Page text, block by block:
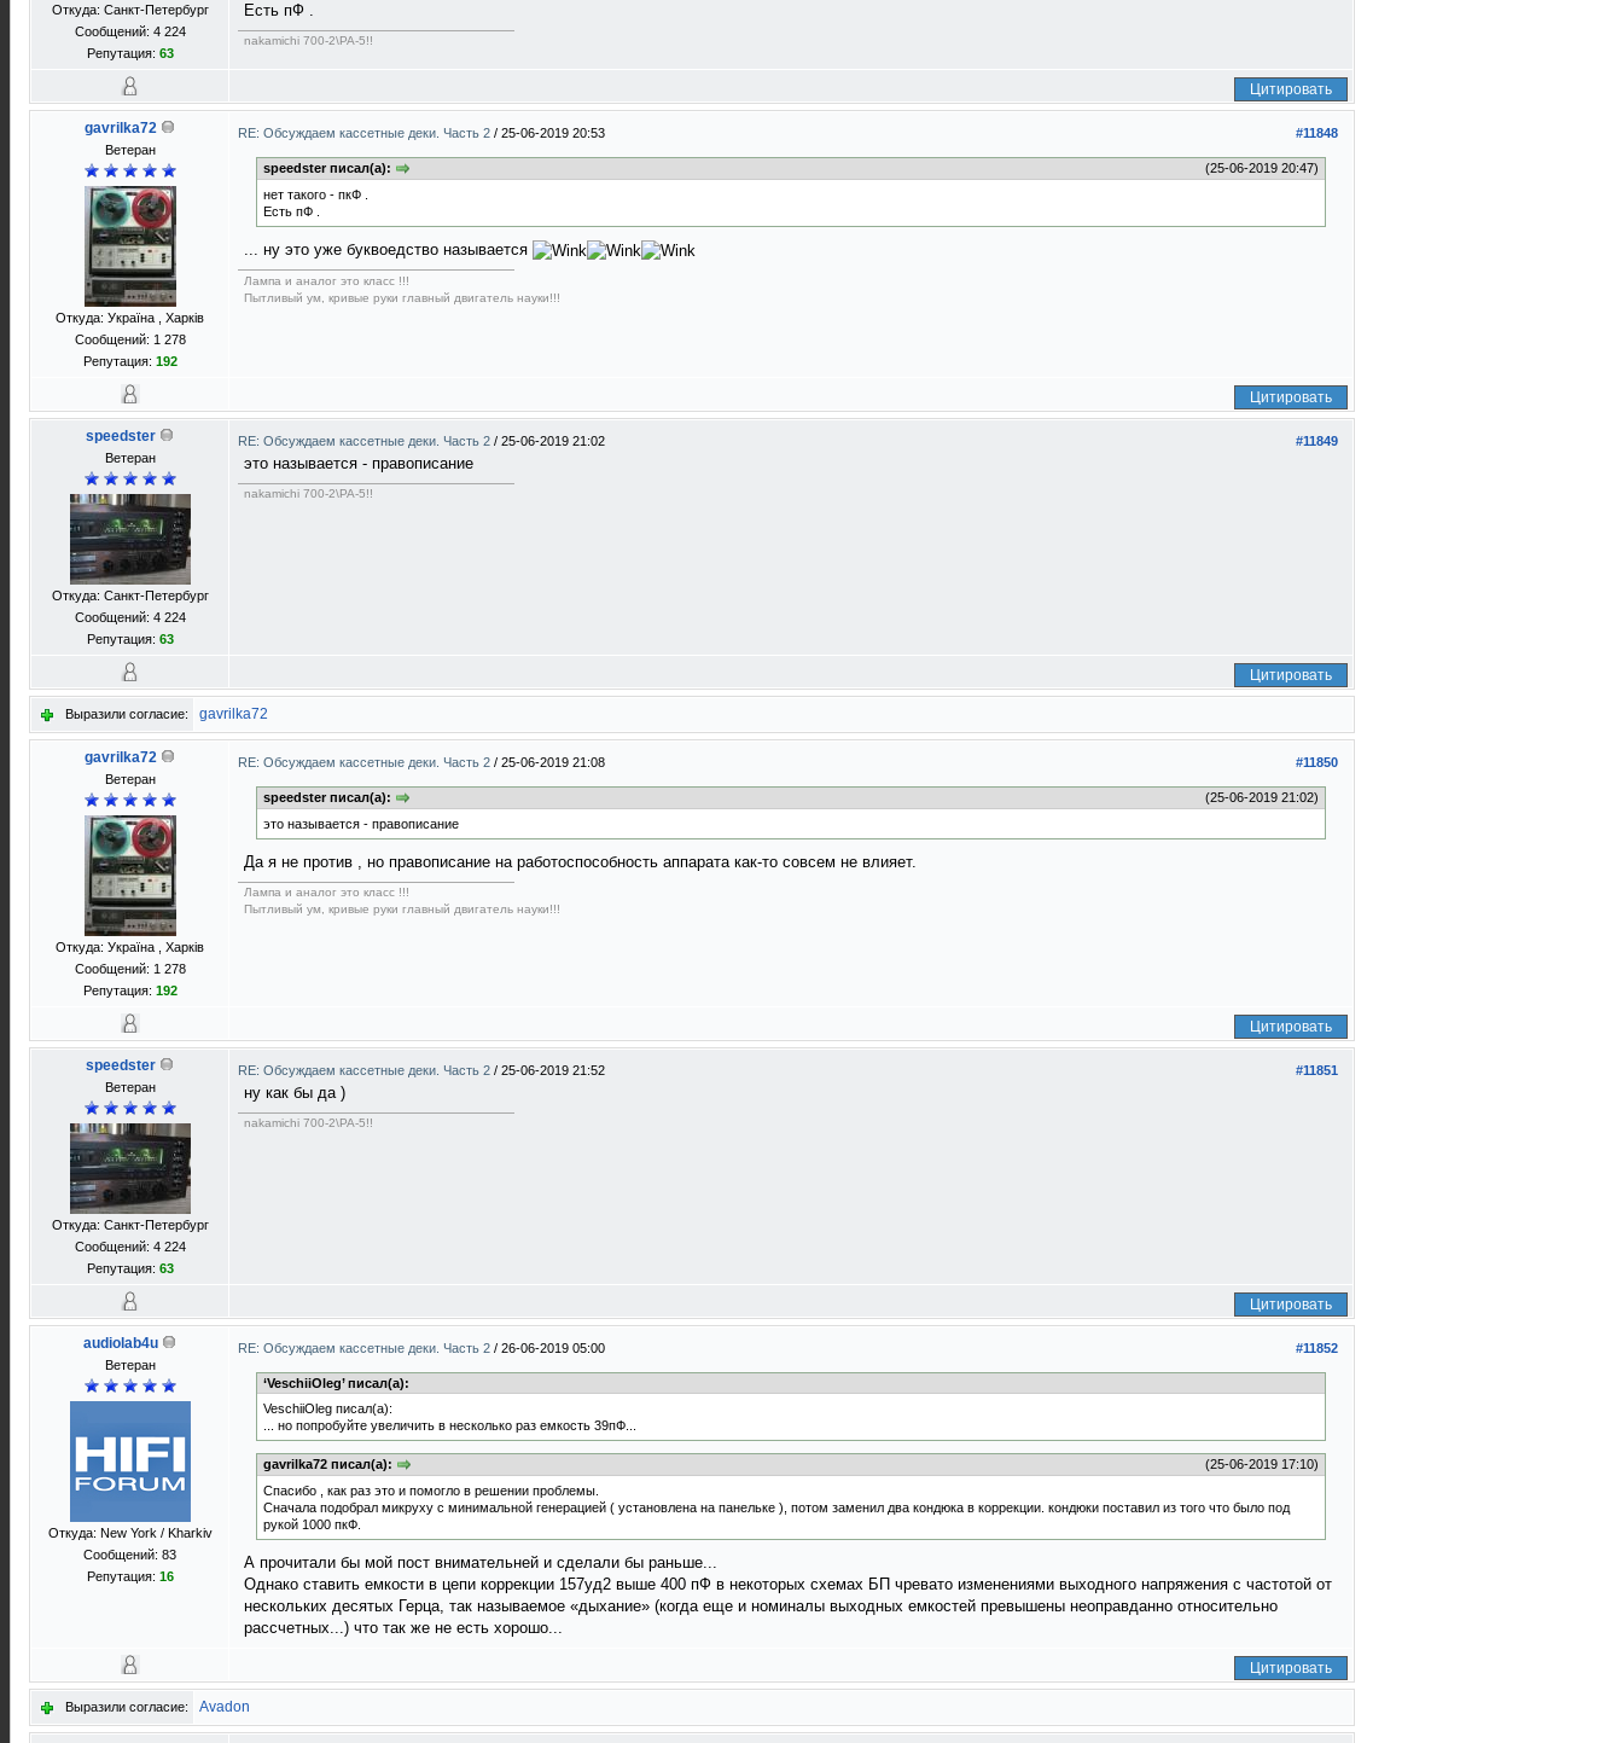
Откуда: Санкт-Петербург
Сообщений: 4 224
Репутация: 63
Есть пФ .
nakamichi 700-2\PA-5!!
Цитировать
gavrilka72
Ветеран
Откуда: Україна , Харків
Сообщений: 1 278
Репутация: 192
#11848
RE: Обсуждаем кассетные деки. Часть 2 / 25-06-2019 20:53
(25-06-2019 20:47)
speedster писал(а):
нет такого - пкФ .
Есть пФ .
... ну это уже буквоедство называется
Лампа и аналог это класс !!!
Пытливый ум, кривые руки главный двигатель науки!!!
Цитировать
speedster
Ветеран
Откуда: Санкт-Петербург
Сообщений: 4 224
Репутация: 63
#11849
RE: Обсуждаем кассетные деки. Часть 2 / 25-06-2019 21:02
это называется - правописание
nakamichi 700-2\PA-5!!
Цитировать
Выразили согласие: gavrilka72
gavrilka72
Ветеран
Откуда: Україна , Харків
Сообщений: 1 278
Репутация: 192
#11850
RE: Обсуждаем кассетные деки. Часть 2 / 25-06-2019 21:08
(25-06-2019 21:02)
speedster писал(а):
это называется - правописание
Да я не против , но правописание на работоспособность аппарата как-то совсем не влияет.
Лампа и аналог это класс !!!
Пытливый ум, кривые руки главный двигатель науки!!!
Цитировать
speedster
Ветеран
Откуда: Санкт-Петербург
Сообщений: 4 224
Репутация: 63
#11851
RE: Обсуждаем кассетные деки. Часть 2 / 25-06-2019 21:52
ну как бы да )
nakamichi 700-2\PA-5!!
Цитировать
audiolab4u
Ветеран
Откуда: New York / Kharkiv
Сообщений: 83
Репутация: 16
#11852
RE: Обсуждаем кассетные деки. Часть 2 / 26-06-2019 05:00
‘VeschiiOleg’ писал(а):
VeschiiOleg писал(а):
... но попробуйте увеличить в несколько раз емкость 39пФ...
(25-06-2019 17:10)
gavrilka72 писал(а):
Спасибо , как раз это и помогло в решении проблемы.
Сначала подобрал микруху с минимальной генерацией ( установлена на панельке ), потом заменил два кондюка в коррекции. кондюки поставил из того что было под
рукой 1000 пкФ.
А прочитали бы мой пост внимательней и сделали бы раньше...
Однако ставить емкости в цепи коррекции 157уд2 выше 400 пФ в некоторых схемах БП чревато изменениями выходного напряжения с частотой от
нескольких десятых Герца, так называемое «дыхание» (когда еще и номиналы выходных емкостей превышены неоправданно относительно
рассчетных...) что так же не есть хорошо...
Цитировать
Выразили согласие: Avadon